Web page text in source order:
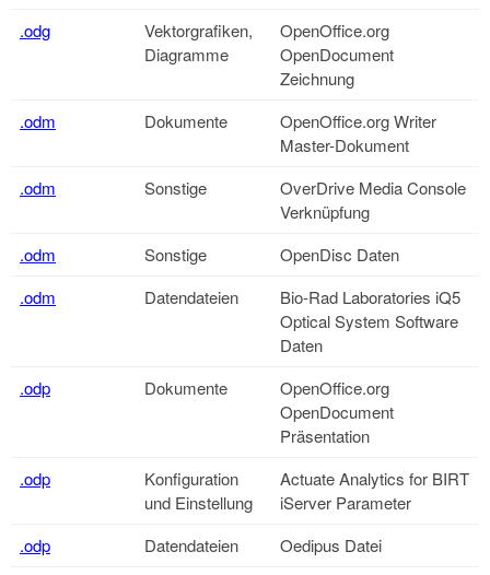
.odg
Vektorgrafiken,
Diagramme
OpenOffice.org
OpenDocument
Zeichnung
.odm
Dokumente OpenOffice.orgWriter
Master-Dokument
.odm
Sonstige
OverDrive Media Console
Verknüpfung
.odm
Sonstige
OpenDisc Daten
.odm
Datendateien
Bio-Rad Laboratories iQ5
Optical System Software
Daten
.odp
Dokumente
OpenOffice.org
OpenDocument
Präsentation
.odp
Konfiguration
und Einstellung
Actuate Analytics for BIRT
iServer Parameter
.odp
Datendateien
Oedipus Datei